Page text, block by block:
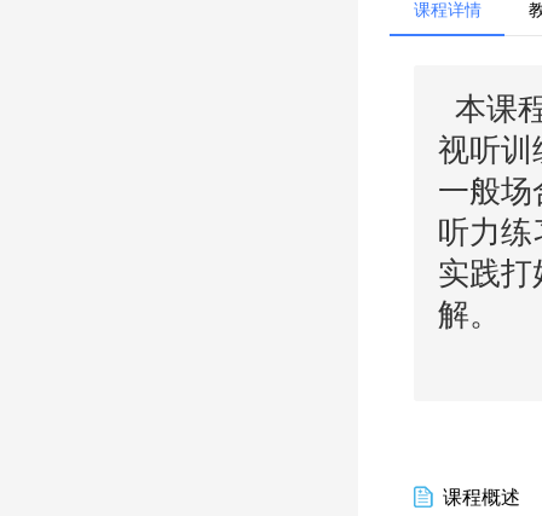
课程详情
本课
视听训
一般场
听力练
实践打
解。
课程概述